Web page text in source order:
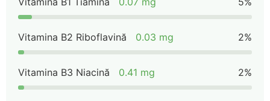
Vitamina B2 Riboflavină 0.03 mg 2%
Vitamina B3 Niacină 0.41 mg 2%